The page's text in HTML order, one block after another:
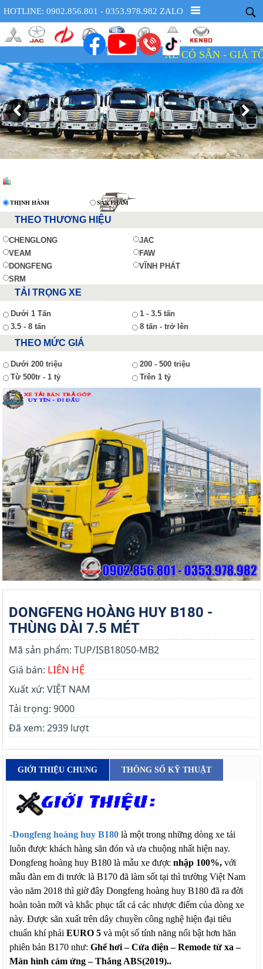
HOTLINE: 0902.856.801 - 0353.978.982 ZALO
XE CÓ SẴN - GIÁ TỐT -
THỊNH HÀNH SẢN PHẨM
THEO THƯƠNG HIỆU
CHENGLONG
JAC
VEAM
FAW
DONGFENG
VĨNH PHÁT
SRM
TẢI TRỌNG XE
Dưới 1 Tấn
1 - 3.5 tấn
3.5 - 8 tấn
8 tấn - trở lên
THEO MỨC GIÁ
Dưới 200 triệu
200 - 500 triệu
Từ 500tr - 1 tỷ
Trên 1 tỷ
DONGFENG HOÀNG HUY B180 -
THÙNG DÀI 7.5 MÉT
Mã sản phẩm: TUP/ISB18050-MB2
Giá bán: LIÊN HỆ
Xuất xứ: VIỆT NAM
Tải trọng: 9000
Đã xem: 2939 lượt
GIỚI THIỆU CHUNG THÔNG SỐ KỸ THUẬT
-Dongfeng hoàng huy B180 là một trong những dòng xe tải
luôn được khách hàng săn đón và ưa chuộng nhất hiện nay.
Dongfeng hoàng huy B180 là mẫu xe được nhập 100%, với
mẫu đàn em đi trước là B170 đã làm sốt tại thì trường Việt Nam
vào năm 2018 thì giờ đây Dongfeng hoàng huy B180 đã ra đời
hoàn toàn mới và khắc phục tất cả các nhược điểm của dòng xe
này. Được sãn xuất trên dây chuyền công nghệ hiện đại tiêu
chuẩn khí phảiEURO 5và một số tính năng nổi bật hơn hãn
phiên bản B170 như:Ghế hơi – Cửa điện – Remode từ xa –
Màn hình cảm ứng – Thắng ABS(2019)..